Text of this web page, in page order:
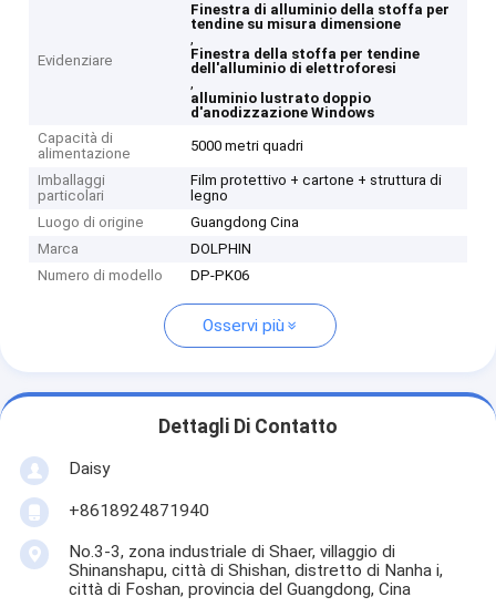
Evidenziare
Finestra di alluminio della stoffa per
tendine su misura dimensione
,
Finestra della stoffa per tendine
dell'alluminio di elettroforesi
,
alluminio lustrato doppio
d'anodizzazione Windows
Capacità di
alimentazione
5000 metri quadri
Imballaggi
particolari
Film protettivo + cartone + struttura di
legno
Luogo di origine
Guangdong Cina
Marca
DOLPHIN
Numero di modello
DP-PK06
Osservi più
Dettagli Di Contatto
Daisy
+8618924871940
No.3-3, zona industriale di Shaer, villaggio di
Shinanshapu, città di Shishan, distretto di Nanha i,
città di Foshan, provincia del Guangdong, Cina